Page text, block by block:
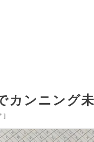
カンニング
]